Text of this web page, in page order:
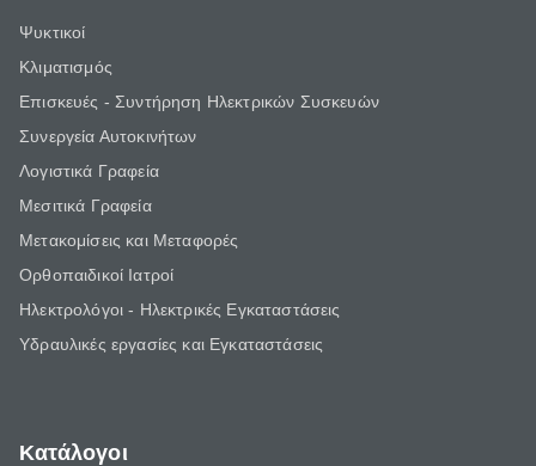
Ψυκτικοί
Κλιματισμός
Επισκευές - Συντήρηση Ηλεκτρικών Συσκευών
Συνεργεία Αυτοκινήτων
Λογιστικά Γραφεία
Μεσιτικά Γραφεία
Μετακομίσεις και Μεταφορές
Ορθοπαιδικοί Ιατροί
Ηλεκτρολόγοι - Ηλεκτρικές Εγκαταστάσεις
Υδραυλικές εργασίες και Εγκαταστάσεις
Κατάλογοι